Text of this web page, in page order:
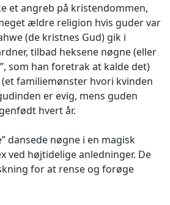
et angreb på kristendommen,
ældre religion hvis guder var
(de kristnes Gud) gik i
tilbad heksene nøgne (eller
som han foretrak at kalde det)
familiemønster hvori kvinden
er evig, mens guden
hvert år.
dansede nøgne i en magisk
ved højtidelige anledninger. De
for at rense og forøge